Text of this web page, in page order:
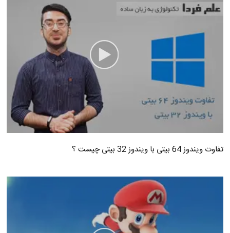
تفاوت ویندوز 64 بیتی با ویندوز 32 بیتی چیست ؟